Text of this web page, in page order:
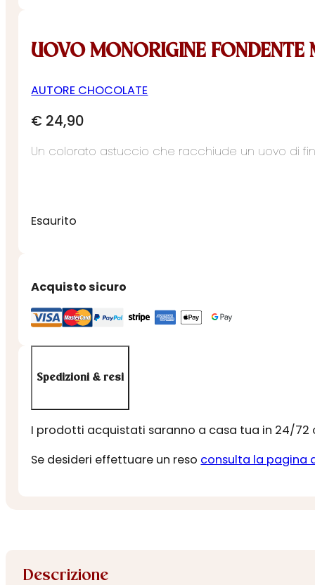
UOVO MONORIGINE
AUTORE CHOCOLATE
€ 24,90
Un colorato astuccio che racchiude un uovo di
Esaurito
Acquisto sicuro
Spedizioni & resi
I prodotti acquistati saranno a casa tua in 24/72
Se desideri effettuare un reso consulta la pagina
Descrizione